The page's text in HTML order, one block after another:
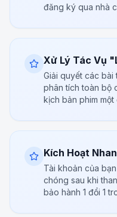
đăng ký qua nhà
Xử Lý Tác Vụ
Giải quyết các
phân tích toàn bộ
kịch bản phim
Kích Hoạt
Tài khoản của
chóng sau khi
bảo hành 1 đổi 1